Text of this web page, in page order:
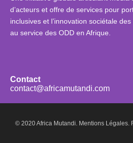
d’acteurs et offre de services pour
inclusives et l’innovation sociétale
au service des ODD en Afrique.
Contact
contact@africamutandi.com
© 2020 Africa Mutandi. Mentions Légales.